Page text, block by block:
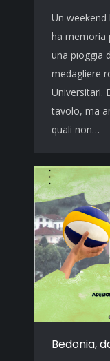
Un
ha memoria
una pioggia
medagliere
Universitari.
tavolo, ma
quali non…
Bedonia,